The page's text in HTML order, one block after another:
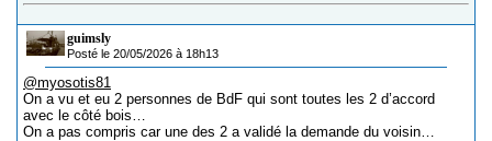
guimsly
Posté le 20/05/2026 à 18h13
@myosotis81
On a vu et eu 2 personnes de BdF qui sont toutes les 2 d’accord
avec le côté bois…
On a pas compris car une des 2 a validé la demande du voisin…